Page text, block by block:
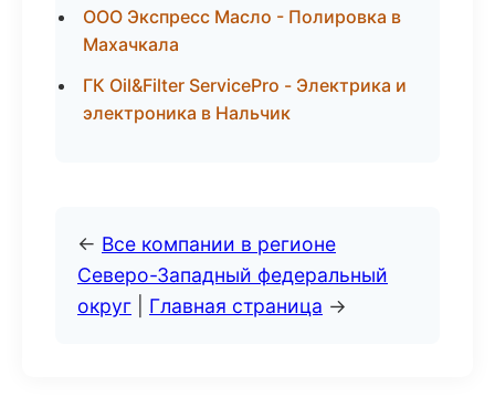
ООО Экспресс Масло - Полировка в
Махачкала
ГК Oil&Filter ServicePro - Электрика и
электроника в Нальчик
← Все компании в регионе
Северо-Западный федеральный
округ
Главная страница →